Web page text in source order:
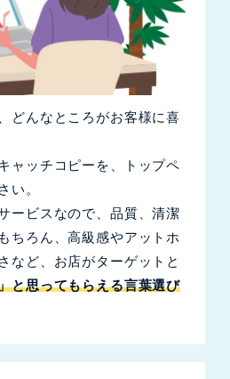
どんなところがお客様に喜
ャッチコピーを、トップペ
い。
ービスなので、品質、清潔
ちろん、高級感やアットホ
など、お店がターゲットと
と思ってもらえる言葉選び